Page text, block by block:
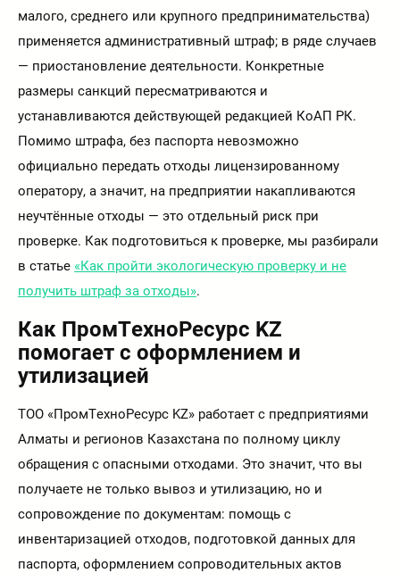
малого, среднего или крупного предпринимательства)
применяется административный штраф; в ряде случаев
— приостановление деятельности. Конкретные
размеры санкций пересматриваются и
устанавливаются действующей редакцией КоАП РК.
Помимо штрафа, без паспорта невозможно
официально передать отходы лицензированному
оператору, а значит, на предприятии накапливаются
неучтённые отходы — это отдельный риск при
проверке. Как подготовиться к проверке, мы разбирали
в статье «Как пройти экологическую проверку и не
получить штраф за отходы».
Как ПромТехноРесурс KZ
помогает с оформлением и
утилизацией
ТОО «ПромТехноРесурс KZ» работает с предприятиями
Алматы и регионов Казахстана по полному циклу
обращения с опасными отходами. Это значит, что вы
получаете не только вывоз и утилизацию, но и
сопровождение по документам: помощь с
инвентаризацией отходов, подготовкой данных для
паспорта, оформлением сопроводительных актов